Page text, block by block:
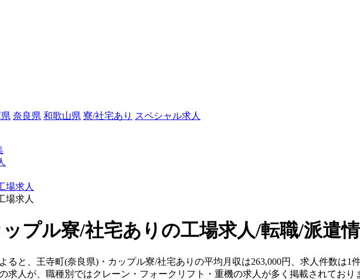
奈良県 和歌山県 寮/社宅あり スペシャル求人
場求人
場求人
プル寮/社宅ありの工場求人/転職/派遣
ると、王寺町(奈良県)・カップル寮/社宅ありの平均月収は263,000円、求人件数は1
求人が、職種別ではクレーン・フォークリフト・重機の求人が多く掲載されており